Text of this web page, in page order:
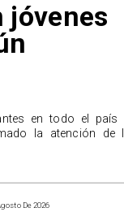
De 2026
jóvenes
en todo el país
la atención de